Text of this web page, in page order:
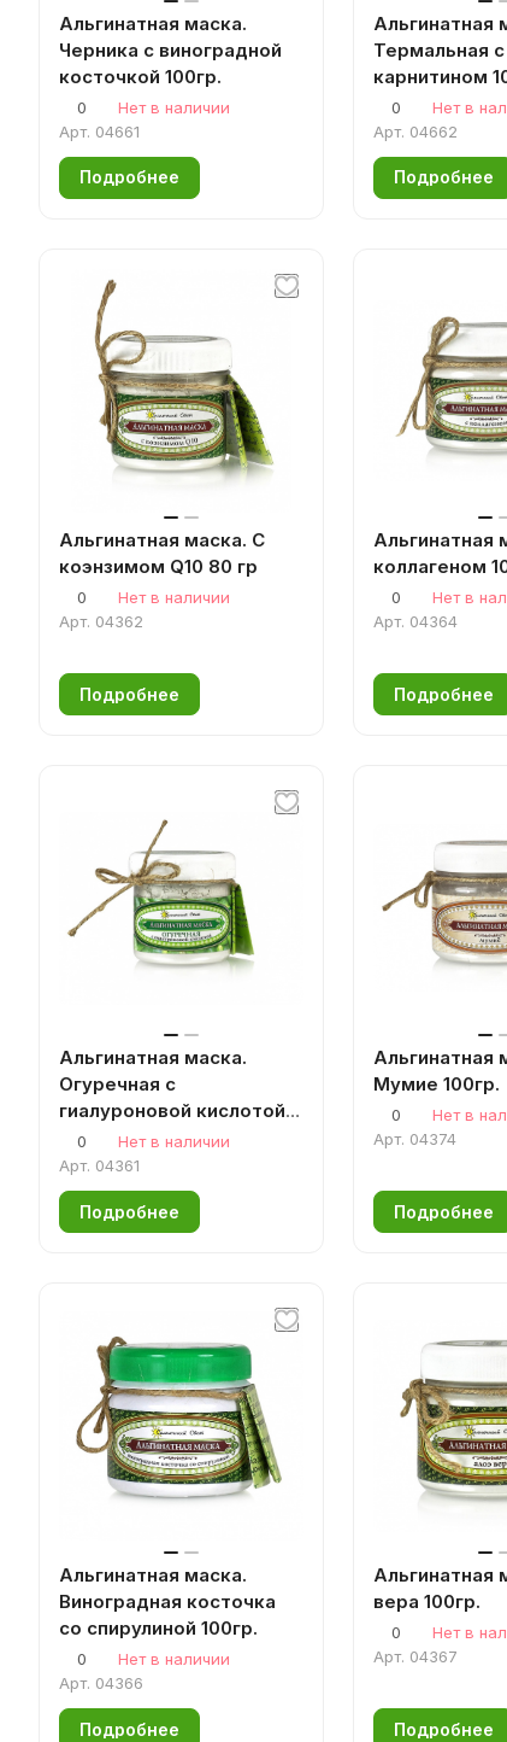
Альгинатная маска.
Черника с виноградной
косточкой 100гр.
0
Нет в наличии
Арт. 04661
Подробнее
Альгинатная
Термальная с
карнитином
0
Нет в
Арт. 04662
Подробнее
Альгинатная маска. С
коэнзимом Q10 80 гр
0
Нет в наличии
Арт. 04362
Подробнее
Альгинатная
коллагеном
0
Нет в
Арт. 04364
Подробнее
Альгинатная маска.
Огуречная с
гиалуроновой кислотой
80гр.
0
Нет в наличии
Арт. 04361
Подробнее
Альгинатная
Мумие 100гр.
0
Нет в
Арт. 04374
Подробнее
Альгинатная маска.
Виноградная косточка
со спирулиной 100гр.
0
Нет в наличии
Арт. 04366
Подробнее
Альгинатная
вера 100гр.
0
Нет в
Арт. 04367
Подробнее